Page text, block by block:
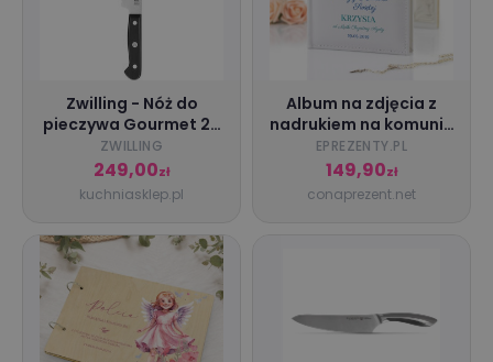
Zwilling - Nóż do
pieczywa Gourmet 20
cm
ZWILLING
249,00zł
kuchniasklep.pl
Album na zdjęcia z
nadrukiem na komunię
- Krzyżyk
EPREZENTY.PL
149,90zł
conaprezent.net